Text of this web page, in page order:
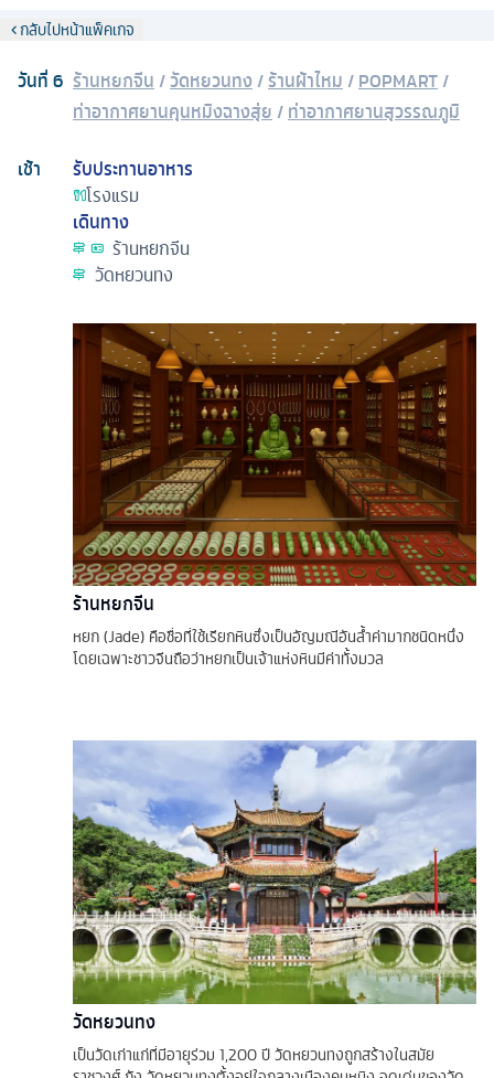
กลับไปหน้าแพ็คเกจ
วันที่6 ร้านหยกจีน /วัดหยวนทง/ร้านผ้าไหม /POPMART/
ท่าอากาศยานคุนหมิงฉางสุ่ย /ท่าอากาศยานสุวรรณภูมิ
เช้า
รับประทานอาหาร
โรงแรม
เดินทาง
ร้านหยกจีน
วัดหยวนทง
ร้านหยกจีน
หยก (Jade) คือชื่อที่ใช้เรียกหินซึ่งเป็นอัญมณีอันล้ำค่ามากชนิดหนึ่ง
โดยเฉพาะชาวจีนถือว่าหยกเป็นเจ้าแห่งหินมีค่าทั้งมวล
วัดหยวนทง
เป็นวัดเก่าแก่ที่มีอายุร่วม 1,200 ปี วัดหยวนทงถูกสร้างในสมัย